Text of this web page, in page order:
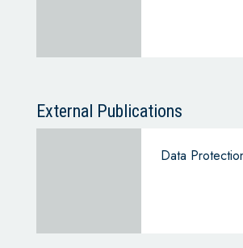
External Publications
Data